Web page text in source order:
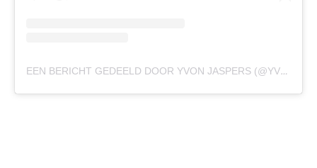
EEN BERICHT GEDEELD DOOR YVON JASPERS (@YVONJASPERS.OFFICIAL)